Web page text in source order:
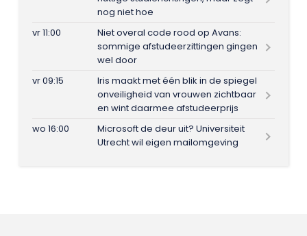
nog niet hoe
vr 11:00
Niet overal code rood op Avans:
sommige afstudeerzittingen gingen
wel door
vr 09:15
Iris maakt met één blik in de spiegel
onveiligheid van vrouwen zichtbaar
en wint daarmee afstudeerprijs
wo 16:00
Microsoft de deur uit? Universiteit
Utrecht wil eigen mailomgeving